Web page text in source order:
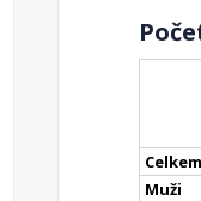
Celkem
Muži